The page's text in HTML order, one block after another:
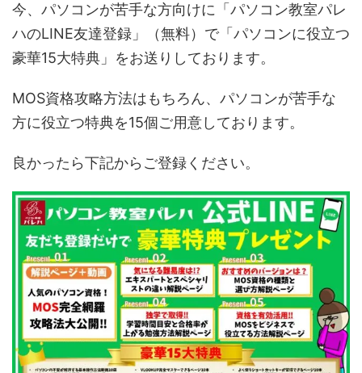
今、パソコンが苦手な方向けに「パソコン教室パレ
ハのLINE友達登録」（無料）で「パソコンに役立つ
豪華15大特典」をお送りしております。
MOS資格攻略方法はもちろん、パソコンが苦手な
方に役立つ特典を15個ご用意しております。
良かったら下記からご登録ください。